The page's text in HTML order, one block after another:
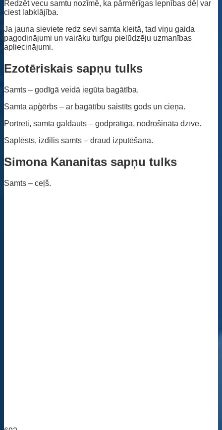
Redzēt vecu samtu nozīmē, ka pārmērīgas lepnības dēļ var
ciest labklājība.
Ja jauna sieviete redz sevi samta kleitā, tad viņu gaida
pagodinājumi un vairāku turīgu pielūdzēju uzmanības
apliecinājumi.
Ezotēriskais sapņu tulks
Samts – godīgā veidā iegūta bagātība.
Samta apģērbs – ar bagātību saistīts gods un cieņa.
Portreti, samta galdauts – godprātīga, nodrošināta dzīve.
Saplēsts, izdilis samts – draud izputēšana.
Simona Kananitas sapņu tulks
Samts – ceļš.